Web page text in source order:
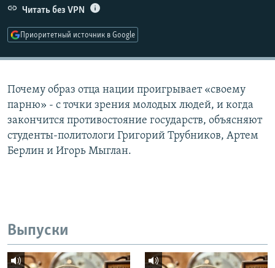
Все сайты РСЕ/РС
Читать без VPN
Приоритетный источник в Google
Почему образ отца нации проигрывает «своему
парню» - с точки зрения молодых людей, и когда
закончится противостояние государств, объясняют
студенты-политологи Григорий Трубников, Артем
Берлин и Игорь Мыглан.
Выпуски